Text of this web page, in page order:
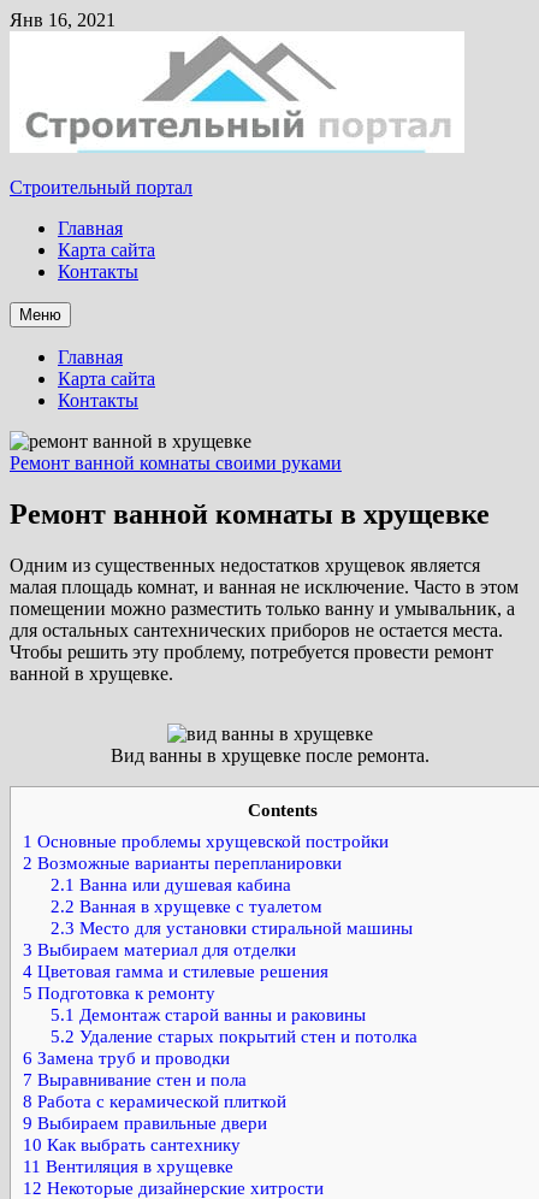
Янв 16, 2021
Строительный портал
Главная
Карта сайта
Контакты
Меню
Главная
Карта сайта
Контакты
Ремонт ванной комнаты своими руками
Ремонт ванной комнаты в хрущевке
Одним из существенных недостатков хрущевок является
малая площадь комнат, и ванная не исключение. Часто в этом
помещении можно разместить только ванну и умывальник, а
для остальных сантехнических приборов не остается места.
Чтобы решить эту проблему, потребуется провести ремонт
ванной в хрущевке.
Вид ванны в хрущевке после ремонта.
Contents
1 Основные проблемы хрущевской постройки
2 Возможные варианты перепланировки
2.1 Ванна или душевая кабина
2.2 Ванная в хрущевке с туалетом
2.3 Место для установки стиральной машины
3 Выбираем материал для отделки
4 Цветовая гамма и стилевые решения
5 Подготовка к ремонту
5.1 Демонтаж старой ванны и раковины
5.2 Удаление старых покрытий стен и потолка
6 Замена труб и проводки
7 Выравнивание стен и пола
8 Работа с керамической плиткой
9 Выбираем правильные двери
10 Как выбрать сантехнику
11 Вентиляция в хрущевке
12 Некоторые дизайнерские хитрости